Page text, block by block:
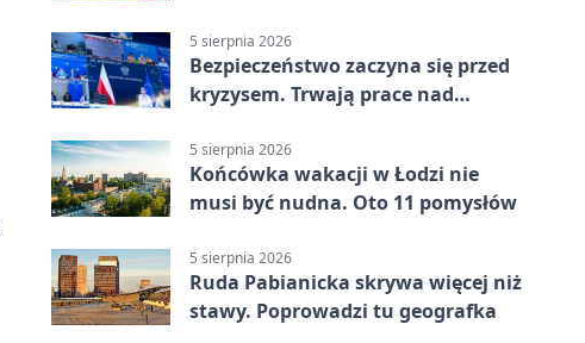
5 sierpnia 2026
Bezpieczeństwo zaczyna się przed
kryzysem. Trwają prace nad
5 sierpnia 2026
Końcówka wakacji w Łodzi nie
musi być nudna. Oto 11 pomysłów
5 sierpnia 2026
Ruda Pabianicka skrywa więcej niż
stawy. Poprowadzi tu geografka